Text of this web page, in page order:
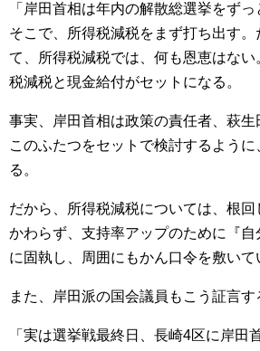
「岸田首相は年内の解散総選挙をずっ
そこで、所得税減税をまず打ち出す
て、所得税減税では、何も恩恵はな
税減税と現金給付がセットになる。
事実、岸田首相は政策の責任者、萩生
このふたつをセットで検討するよう
る。
だから、所得税減税については、根
かわらず、支持率アップのために『自
に固執し、周囲にもかん口令を敷いて
また、岸田派の国会議員もこう証言す
「実は選挙戦最終日、長崎4区に岸田